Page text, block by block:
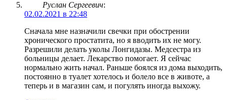
Руслан Сергеевич:
02.02.2021 в 22:48
Сначала мне назначили свечки при обострении
хронического простатита, но я вводить их не могу.
Разрешили делать уколы Лонгидазы. Медсестра из
больницы делает. Лекарство помогает. Я сейчас
нормально жить начал. Раньше боялся из дома выходить,
постоянно в туалет хотелось и болело все в животе, а
теперь и в магазин сам, и погулять иногда выхожу.